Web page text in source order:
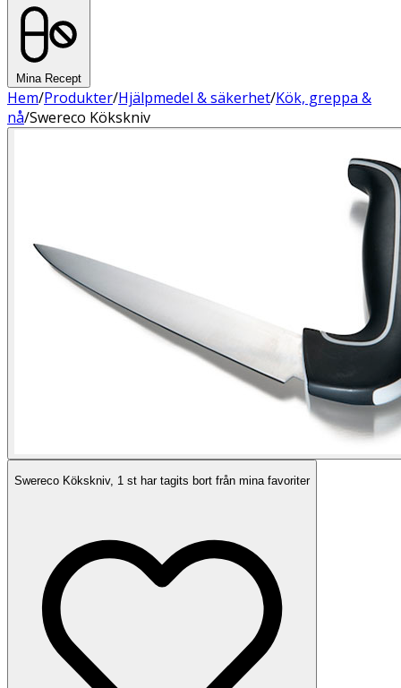
Mina Recept
Hem/Produkter/Hjälpmedel & säkerhet/Kök, greppa &
nå/Swereco Kökskniv
Swereco Kökskniv, 1 st har tagits bort från mina favoriter